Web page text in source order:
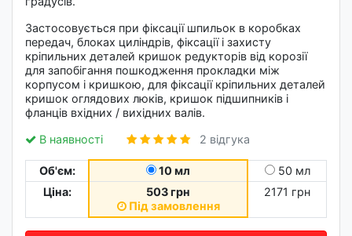
Застосовується при фіксації шпильок в коробках
передач, блоках циліндрів, фіксації і захисту
кріпильних деталей кришок редукторів від корозії
для запобігання пошкодження прокладки між
корпусом і кришкою, для фіксації кріпильних деталей
кришок оглядових люків, кришок підшипників і
фланців вхідних / вихідних валів.
В наявності
2 відгука
Об'єм: 10 мл
50 мл
Ціна:
503 грн
Під замовлення
2171 грн